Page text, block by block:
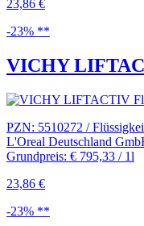
23,86 €
-23% **
VICHY
PZN: 5510272 /
L'Oreal Deutschland
Grundpreis: € 795,33 / 1l
23,86 €
-23% **